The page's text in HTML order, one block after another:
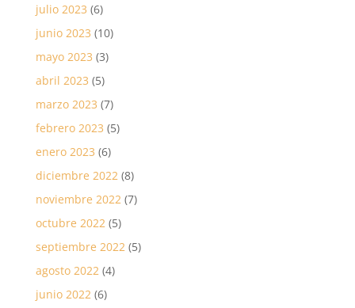
julio 2023 (6)
junio 2023 (10)
mayo 2023 (3)
abril 2023 (5)
marzo 2023 (7)
febrero 2023 (5)
enero 2023 (6)
diciembre 2022 (8)
noviembre 2022 (7)
octubre 2022 (5)
septiembre 2022 (5)
agosto 2022 (4)
junio 2022 (6)